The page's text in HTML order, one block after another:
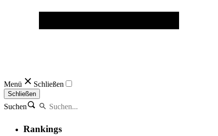
Menü Schließen
Schließen
Suchen
Rankings